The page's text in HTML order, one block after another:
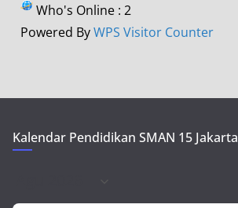
Who's Online : 2
Powered ByWPS Visitor Counter
Kalendar Pendidikan SMAN 15 Jakarta